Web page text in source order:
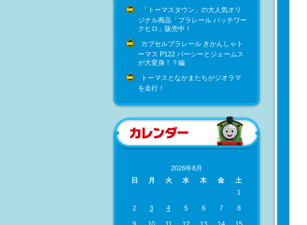
「トーマスタウン」の大人気オリ
ジナル商品「プラレール パッチワー
クヒロ」販売中！
カプセルプラレール きかんしゃト
ーマス P122 パーシーとジェームス
が大変身！？編
トーマスとなかまたちがジオラマ
を走行！
2026年8月
日
月 火 水 木 金
土
1
2 3 4 5 6 7 8